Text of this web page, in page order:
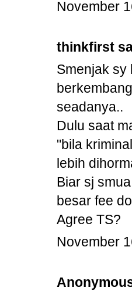
November
thinkfirst
Smenjak sy
seadanya..
Dulu saat
"bila
lebih
Biar sj
besar fee
Agree TS?
November